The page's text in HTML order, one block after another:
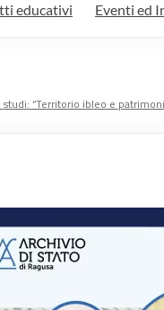
educativi Eventi ed
studi: “Territorio ibleo e